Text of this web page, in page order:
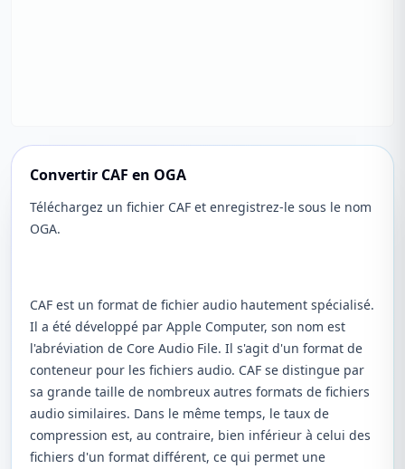
Convertir CAF en OGA
Téléchargez un fichier CAF et enregistrez-le sous le nom
OGA.
CAF est un format de fichier audio hautement spécialisé.
Il a été développé par Apple Computer, son nom est
l'abréviation de Core Audio File. Il s'agit d'un format de
conteneur pour les fichiers audio. CAF se distingue par
sa grande taille de nombreux autres formats de fichiers
audio similaires. Dans le même temps, le taux de
compression est, au contraire, bien inférieur à celui des
fichiers d'un format différent, ce qui permet une